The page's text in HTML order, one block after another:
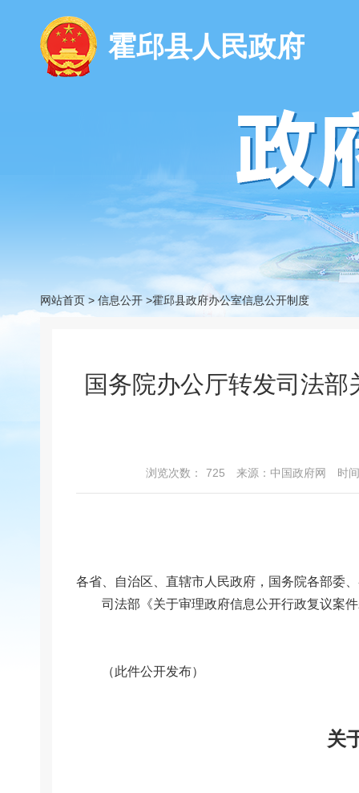
霍邱县人民政府
网站首页 > 信息公开 >霍邱县政府办公室信息公开制度
国务院办公厅转发司法
浏览次数： 725 来源：中国政府网 时
各省、自治区、直辖市人民政府，国务院各部委
司法部《关于审理政府信息公开行政复议案
（此件公开发布）
关